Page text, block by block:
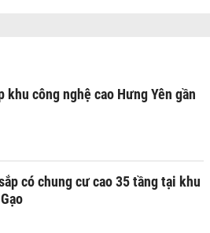
khu công nghệ cao Hưng Yên gần
có chung cư cao 35 tầng tại khu